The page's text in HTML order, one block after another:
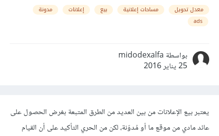
معدل تحويل مساحات إعلانية بيع إعلانات
مدونة
ads
بواسطة midodexalfa
25 يناير 2016
يعتبر بيع الإعلانات من بين العديد من الطرق المتبعة بغرض الحصول على
عائد مادي من موقع ما أو مُدوّنة، لكن من الحري التأكيد على أن القيام